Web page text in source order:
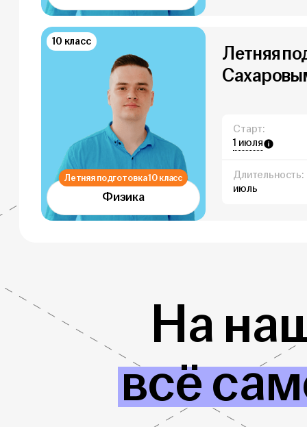
Физика
Летняя подготовка 10 класс
10 класс
Летняя
Старт:
1 июля
Длительность:
июль
На
всё